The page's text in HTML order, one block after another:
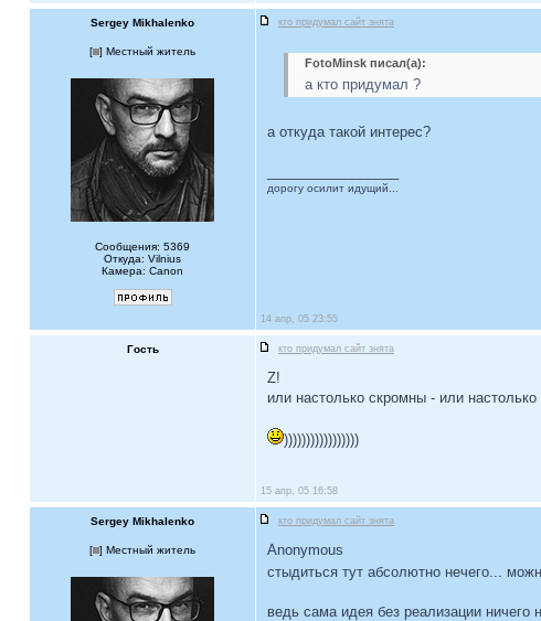
Sergey Mikhalenko кто придумал сайт знята
[ ] Местный житель
Сообщения: 5369
Откуда: Vilnius
Камера: Canon
FotoMinsk писал(а):
а кто придумал ?
а откуда такой интерес?
дорогу осилит идущий...
14 апр, 05 23:55
Гость кто придумал сайт знята
Z!
или настолько скромны - или
)))))))))))))))))
15 апр, 05 16:58
Sergey Mikhalenko кто придумал сайт знята
[ ] Местный житель
Anonymous
стыдиться тут абсолютно нечего...
ведь сама идея без реализации